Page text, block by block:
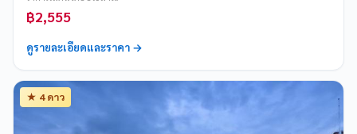
฿2,555
ดูรายละเอียดและราคา →
★ 4 ดาว